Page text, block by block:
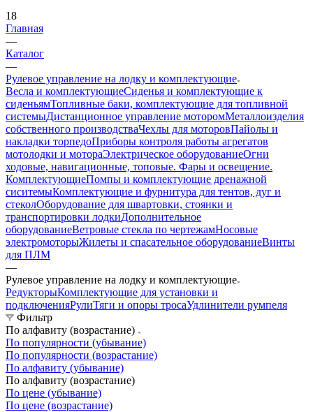
18
Главная
—
Каталог
—
Рулевое управление на лодку и комплектующие
Весла и комплектующиеСиденья и комплектующие к
сиденьямТопливные баки, комплектующие для топливной
системыДистанционное управление моторомМеталлоизделия
собственного производстваЧехлы для моторовПайолы и
накладки торпедоПриборы контроля работы агрегатов
мотолодки и мотораЭлектрическое оборудованиеОгни
ходовые, навигационные, топовые. Фары и освещение.
КомплектующиеПомпы и комплектующие дренажной
сиситемыКомплектующие и фурнитура для тентов, дуг и
стеколОборудование для швартовки, стоянки и
транспортировки лодкиДополнительное
оборудованиеВетровые стекла по чертежамНосовые
электромоторыЖилеты и спасательное оборудованиеВинты
для ПЛМ
—
Рулевое управление на лодку и комплектующие
РедукторыКомплектующие для установки и
подключенияРулиТяги и опоры тросаУдлинители румпеля
Фильтр
По алфавиту (возрастание)
По популярности (убывание)
По популярности (возрастание)
По алфавиту (убывание)
По алфавиту (возрастание)
По цене (убывание)
По цене (возрастание)